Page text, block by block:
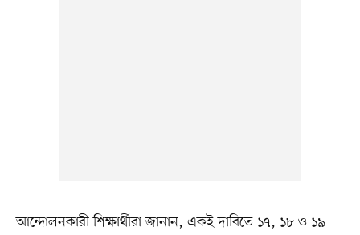
আন্দোলনকারী শিক্ষার্থীরা জানান, একই দাবিতে ১৭, ১৮ ও ১৯